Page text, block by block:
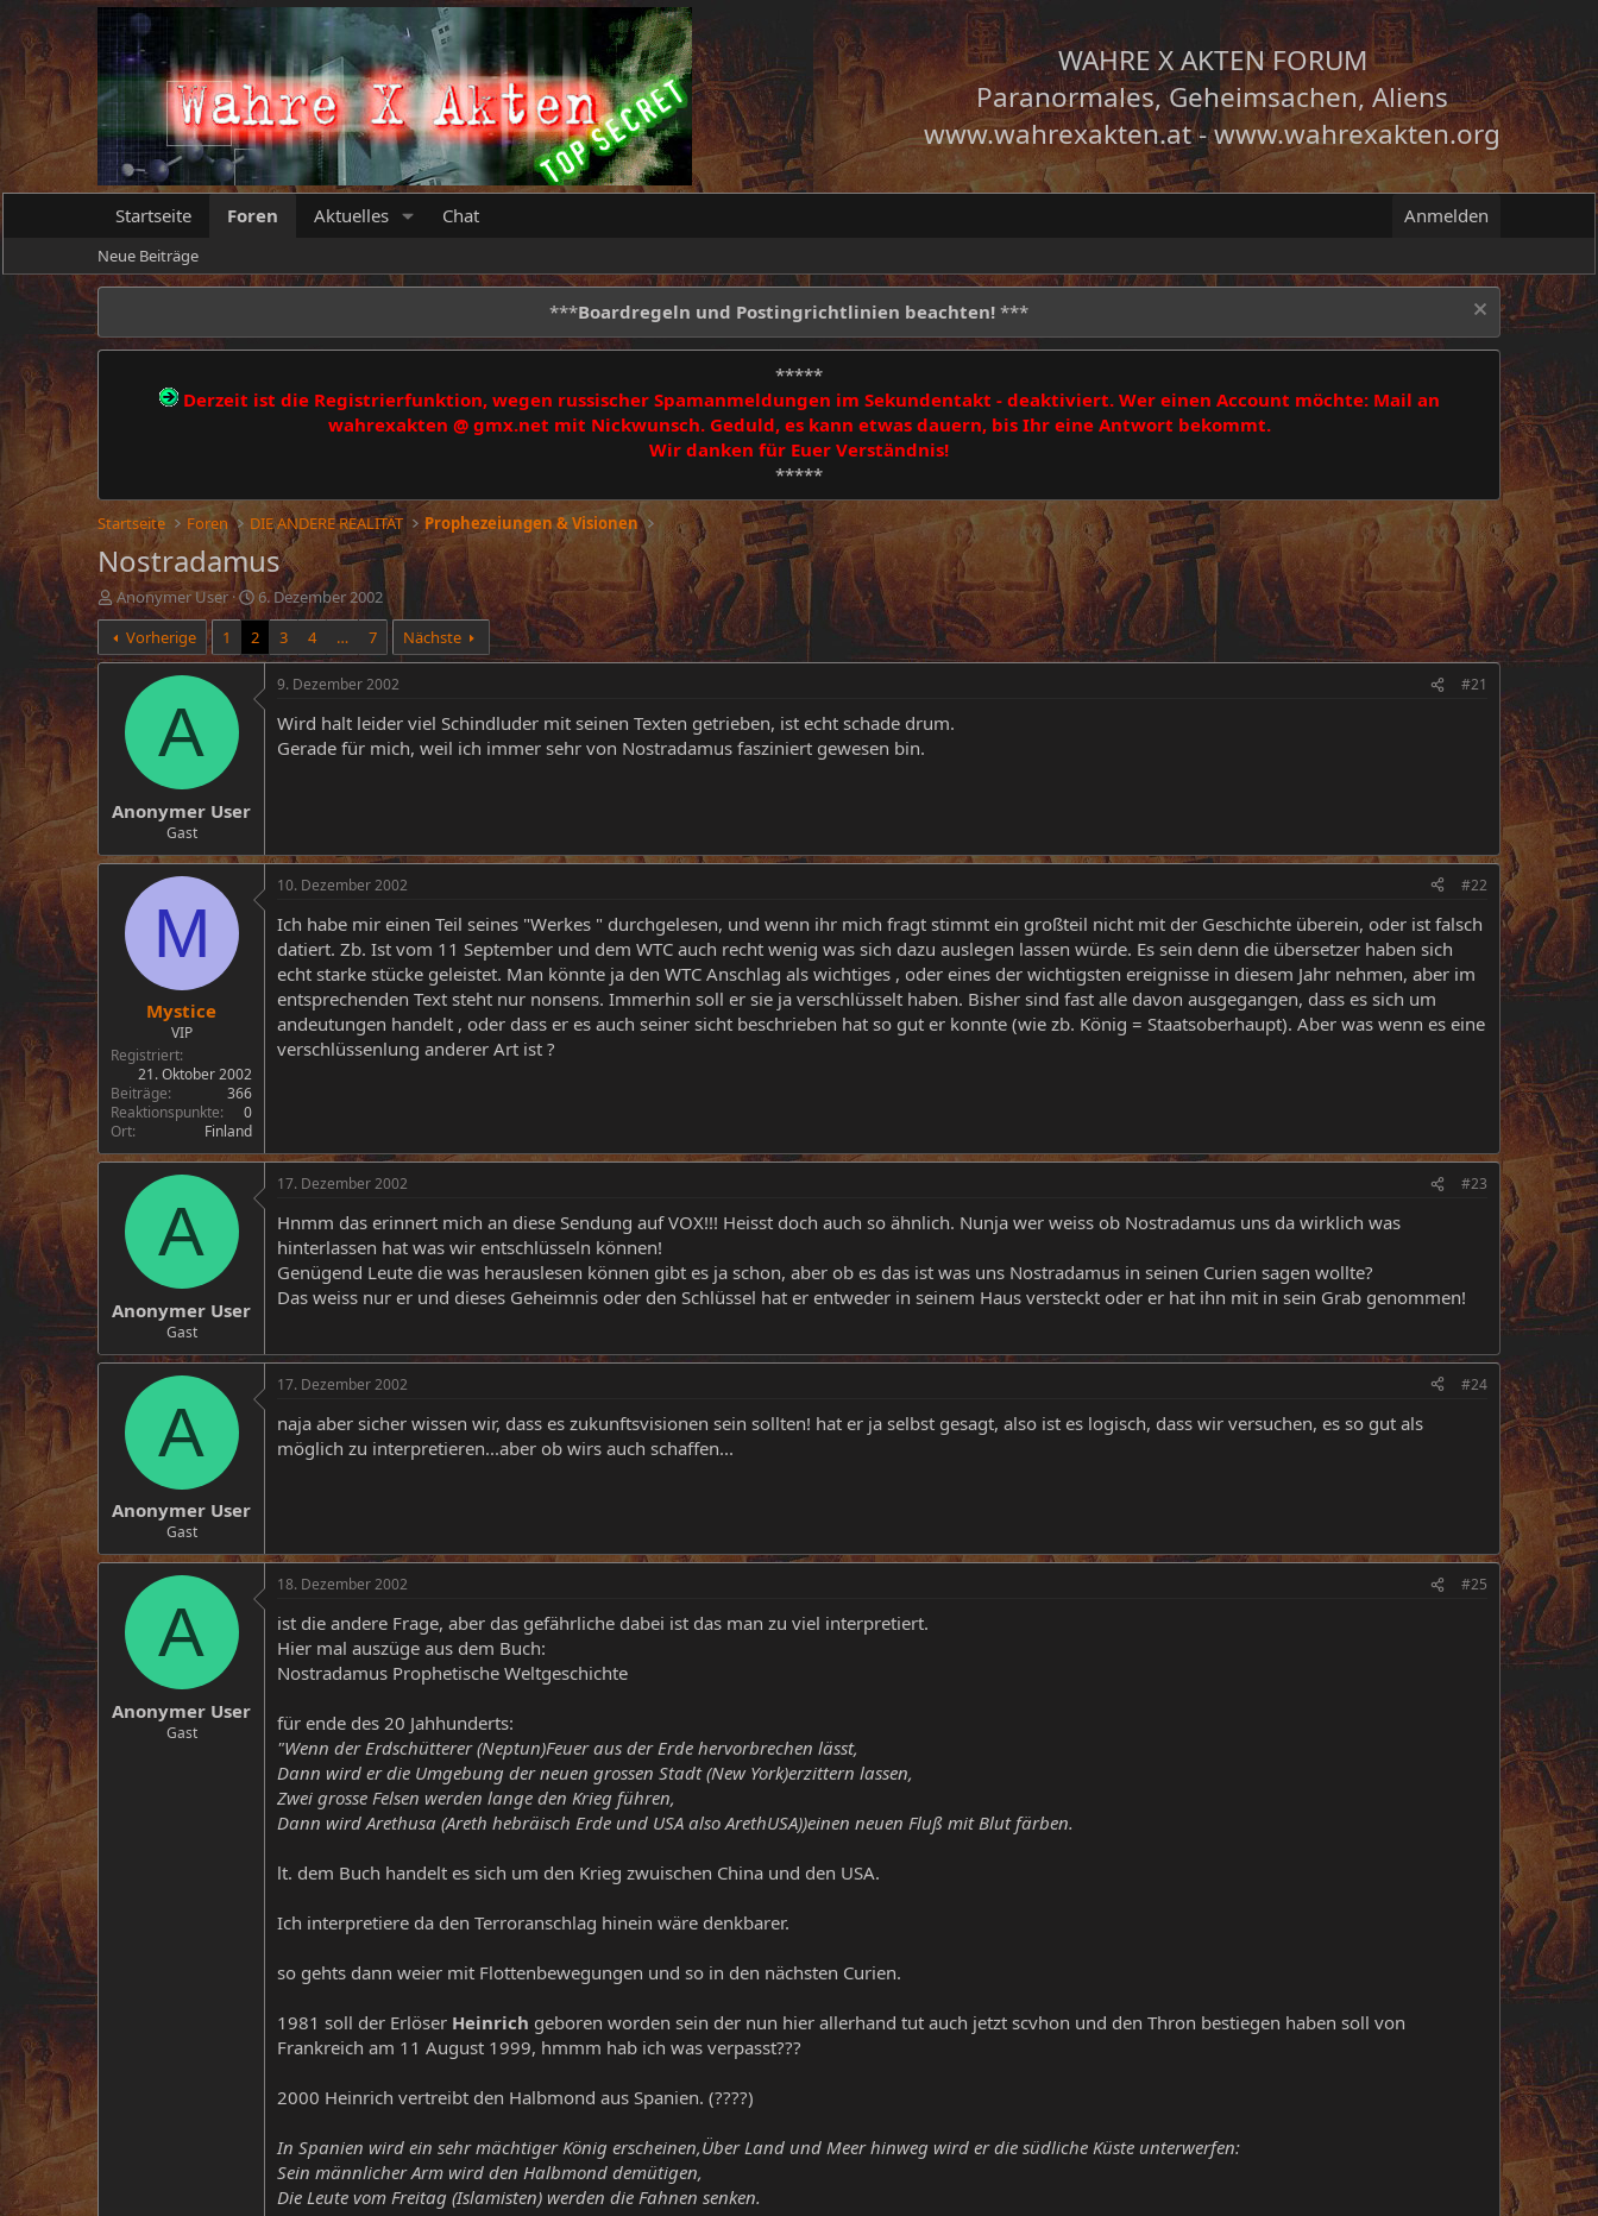
WAHRE X AKTEN FORUM
Paranormales, Geheimsachen, Aliens
www.wahrexakten.at-www.wahrexakten.org
Startseite Foren Aktuelles Chat Anmelden
Neue Beiträge
***Boardregeln und Postingrichtlinien beachten! ***
*****
Derzeit ist die Registrierfunktion, wegen russischer Spamanmeldungen im Sekundentakt - deaktiviert. Wer einen Account möchte: Mail an
wahrexakten @ gmx.net mit Nickwunsch. Geduld, es kann etwas dauern, bis Ihr eine Antwort bekommt.
Wir danken für Euer Verständnis!
*****
Startseite Foren DIE ANDERE REALITÄT Prophezeiungen & Visionen
Nostradamus
E
r
s
t
Anonymer User
E
r
s
t
l
6. Dezember 2002
Vorherige
1 2 3 4 … 7 Nächste
A
Anonymer User
Gast
9. Dezember 2002 #21
Wird halt leider viel Schindluder mit seinen Texten getrieben, ist echt schade drum.
Gerade für mich, weil ich immer sehr von Nostradamus fasziniert gewesen bin.
M
Mystice
VIP
Registriert
21. Oktober 2002
Beiträge
366
Reaktionspunkte
0
Ort
Finland
10. Dezember 2002 #22
Ich habe mir einen Teil seines "Werkes " durchgelesen, und wenn ihr mich fragt stimmt ein großteil nicht mit der Geschichte überein, oder ist falsch
datiert. Zb. Ist vom 11 September und dem WTC auch recht wenig was sich dazu auslegen lassen würde. Es sein denn die übersetzer haben sich
echt starke stücke geleistet. Man könnte ja den WTC Anschlag als wichtiges , oder eines der wichtigsten ereignisse in diesem Jahr nehmen, aber im
entsprechenden Text steht nur nonsens. Immerhin soll er sie ja verschlüsselt haben. Bisher sind fast alle davon ausgegangen, dass es sich um
andeutungen handelt , oder dass er es auch seiner sicht beschrieben hat so gut er konnte (wie zb. König = Staatsoberhaupt). Aber was wenn es eine
verschlüssenlung anderer Art ist ?
A
Anonymer User
Gast
17. Dezember 2002 #23
Hnmm das erinnert mich an diese Sendung auf VOX!!! Heisst doch auch so ähnlich. Nunja wer weiss ob Nostradamus uns da wirklich was
hinterlassen hat was wir entschlüsseln können!
Genügend Leute die was herauslesen können gibt es ja schon, aber ob es das ist was uns Nostradamus in seinen Curien sagen wollte?
Das weiss nur er und dieses Geheimnis oder den Schlüssel hat er entweder in seinem Haus versteckt oder er hat ihn mit in sein Grab genommen!
A
Anonymer User
Gast
17. Dezember 2002 #24
naja aber sicher wissen wir, dass es zukunftsvisionen sein sollten! hat er ja selbst gesagt, also ist es logisch, dass wir versuchen, es so gut als
möglich zu interpretieren...aber ob wirs auch schaffen...
A
Anonymer User
Gast
18. Dezember 2002 #25
ist die andere Frage, aber das gefährliche dabei ist das man zu viel interpretiert.
Hier mal auszüge aus dem Buch:
Nostradamus Prophetische Weltgeschichte
für ende des 20 Jahhunderts:
"Wenn der Erdschütterer (Neptun)Feuer aus der Erde hervorbrechen lässt,
Dann wird er die Umgebung der neuen grossen Stadt (New York)erzittern lassen,
Zwei grosse Felsen werden lange den Krieg führen,
Dann wird Arethusa (Areth hebräisch Erde und USA also ArethUSA))einen neuen Fluß mit Blut färben.
lt. dem Buch handelt es sich um den Krieg zwuischen China und den USA.
Ich interpretiere da den Terroranschlag hinein wäre denkbarer.
so gehts dann weier mit Flottenbewegungen und so in den nächsten Curien.
1981 soll der Erlöser Heinrich geboren worden sein der nun hier allerhand tut auch jetzt scvhon und den Thron bestiegen haben soll von
Frankreich am 11 August 1999, hmmm hab ich was verpasst???
2000 Heinrich vertreibt den Halbmond aus Spanien. (????)
In Spanien wird ein sehr mächtiger König erscheinen,Über Land und Meer hinweg wird er die südliche Küste unterwerfen:
Sein männlicher Arm wird den Halbmond demütigen,
Die Leute vom Freitag (Islamisten) werden die Fahnen senken.